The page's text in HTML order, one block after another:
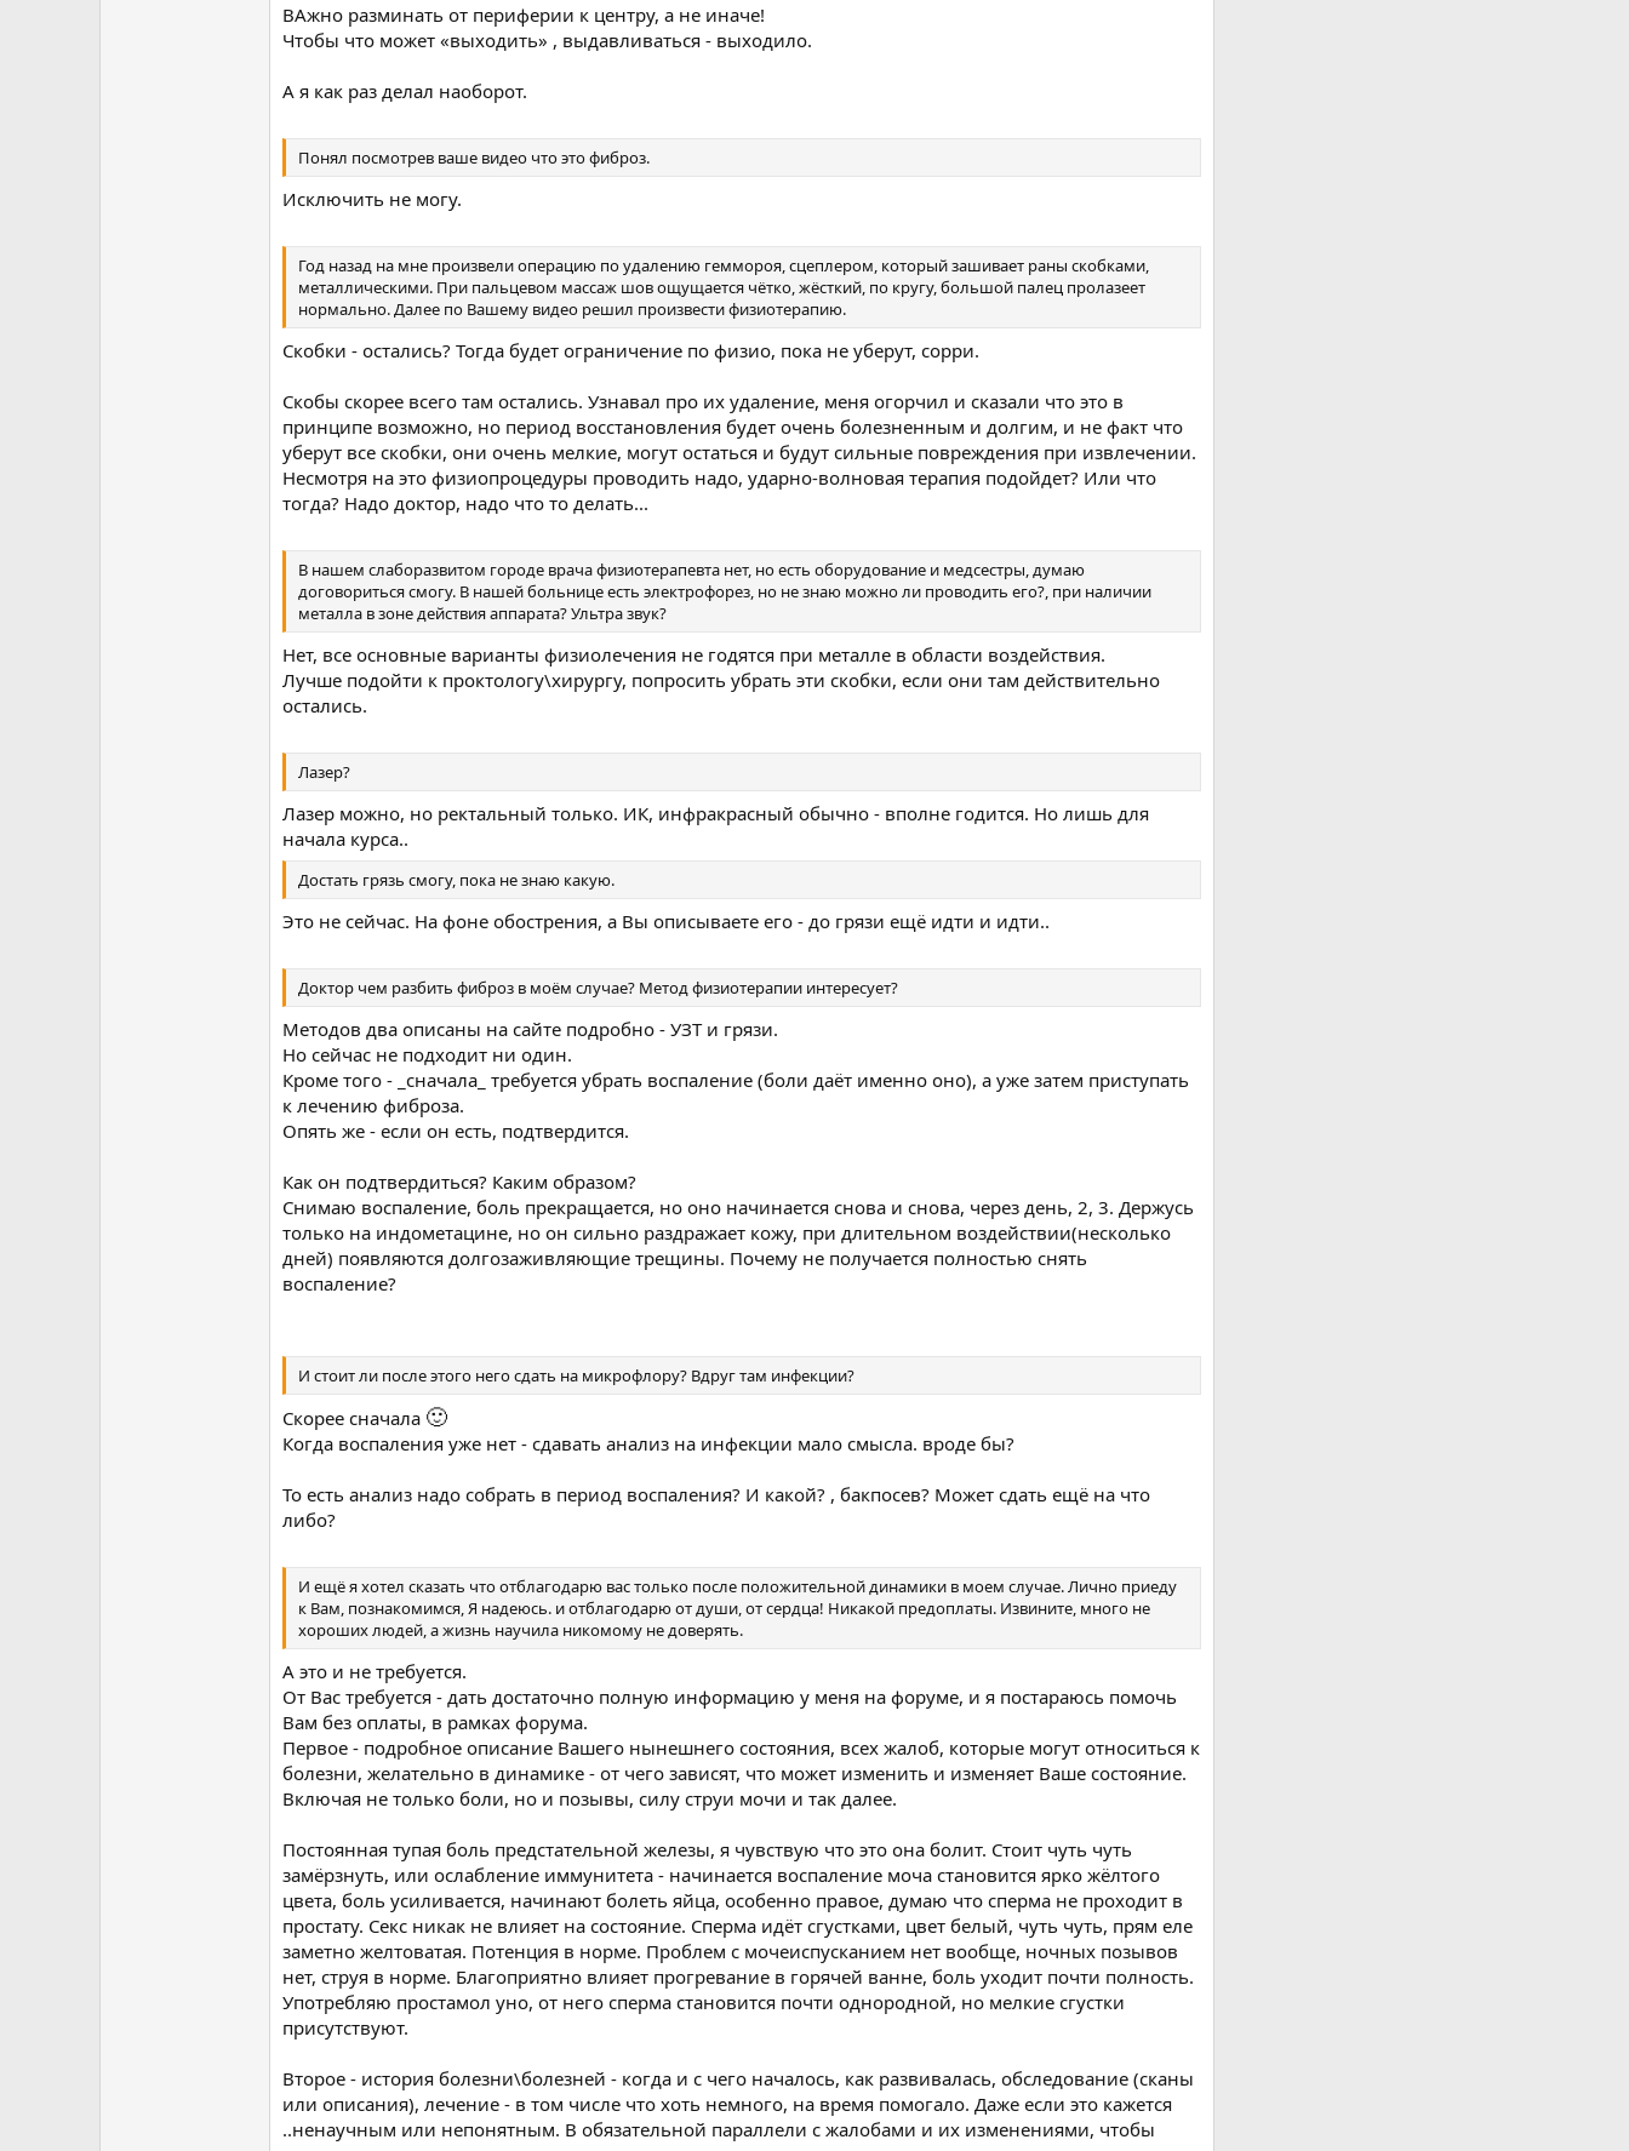
ВАжно разминать от периферии к центру, а не иначе!
Чтобы что может «выходить» , выдавливаться - выходило.
А я как раз делал наоборот.
Понял посмотрев ваше видео что это фиброз.
Исключить не могу.
Год назад на мне произвели операцию по удалению геммороя, сцеплером, который зашивает раны скобками,
металлическими. При пальцевом массаж шов ощущается чётко, жёсткий, по кругу, большой палец пролазеет
нормально. Далее по Вашему видео решил произвести физиотерапию.
Скобки - остались? Тогда будет ограничение по физио, пока не уберут, сорри.
Скобы скорее всего там остались. Узнавал про их удаление, меня огорчил и сказали что это в
принципе возможно, но период восстановления будет очень болезненным и долгим, и не факт что
уберут все скобки, они очень мелкие, могут остаться и будут сильные повреждения при извлечении.
Несмотря на это физиопроцедуры проводить надо, ударно-волновая терапия подойдет? Или что
тогда? Надо доктор, надо что то делать...
В нашем слаборазвитом городе врача физиотерапевта нет, но есть оборудование и медсестры, думаю
договориться смогу. В нашей больнице есть электрофорез, но не знаю можно ли проводить его?, при наличии
металла в зоне действия аппарата? Ультра звук?
Нет, все основные варианты физиолечения не годятся при металле в области воздействия.
Лучше подойти к проктологу\хирургу, попросить убрать эти скобки, если они там действительно
остались.
Лазер?
Лазер можно, но ректальный только. ИК, инфракрасный обычно - вполне годится. Но лишь для
начала курса..
Достать грязь смогу, пока не знаю какую.
Это не сейчас. На фоне обострения, а Вы описываете его - до грязи ещё идти и идти..
Доктор чем разбить фиброз в моём случае? Метод физиотерапии интересует?
Методов два описаны на сайте подробно - УЗТ и грязи.
Но сейчас не подходит ни один.
Кроме того - _сначала_ требуется убрать воспаление (боли даёт именно оно), а уже затем приступать
к лечению фиброза.
Опять же - если он есть, подтвердится.
Как он подтвердиться? Каким образом?
Снимаю воспаление, боль прекращается, но оно начинается снова и снова, через день, 2, 3. Держусь
только на индометацине, но он сильно раздражает кожу, при длительном воздействии(несколько
дней) появляются долгозаживляющие трещины. Почему не получается полностью снять
воспаление?
И стоит ли после этого него сдать на микрофлору? Вдруг там инфекции?
Скорее сначала 🙂
Когда воспаления уже нет - сдавать анализ на инфекции мало смысла. вроде бы?
То есть анализ надо собрать в период воспаления? И какой? , бакпосев? Может сдать ещё на что
либо?
И ещё я хотел сказать что отблагодарю вас только после положительной динамики в моем случае. Лично приеду
к Вам, познакомимся, Я надеюсь. и отблагодарю от души, от сердца! Никакой предоплаты. Извините, много не
хороших людей, а жизнь научила никомому не доверять.
А это и не требуется.
От Вас требуется - дать достаточно полную информацию у меня на форуме, и я постараюсь помочь
Вам без оплаты, в рамках форума.
Первое - подробное описание Вашего нынешнего состояния, всех жалоб, которые могут относиться к
болезни, желательно в динамике - от чего зависят, что может изменить и изменяет Ваше состояние.
Включая не только боли, но и позывы, силу струи мочи и так далее.
Постоянная тупая боль предстательной железы, я чувствую что это она болит. Стоит чуть чуть
замёрзнуть, или ослабление иммунитета - начинается воспаление моча становится ярко жёлтого
цвета, боль усиливается, начинают болеть яйца, особенно правое, думаю что сперма не проходит в
простату. Секс никак не влияет на состояние. Сперма идёт сгустками, цвет белый, чуть чуть, прям еле
заметно желтоватая. Потенция в норме. Проблем с мочеиспусканием нет вообще, ночных позывов
нет, струя в норме. Благоприятно влияет прогревание в горячей ванне, боль уходит почти полность.
Употребляю простамол уно, от него сперма становится почти однородной, но мелкие сгустки
присутствуют.
Второе - история болезни\болезней - когда и с чего началось, как развивалась, обследование (сканы
или описания), лечение - в том числе что хоть немного, на время помогало. Даже если это кажется
..ненаучным или непонятным. В обязательной параллели с жалобами и их изменениями, чтобы